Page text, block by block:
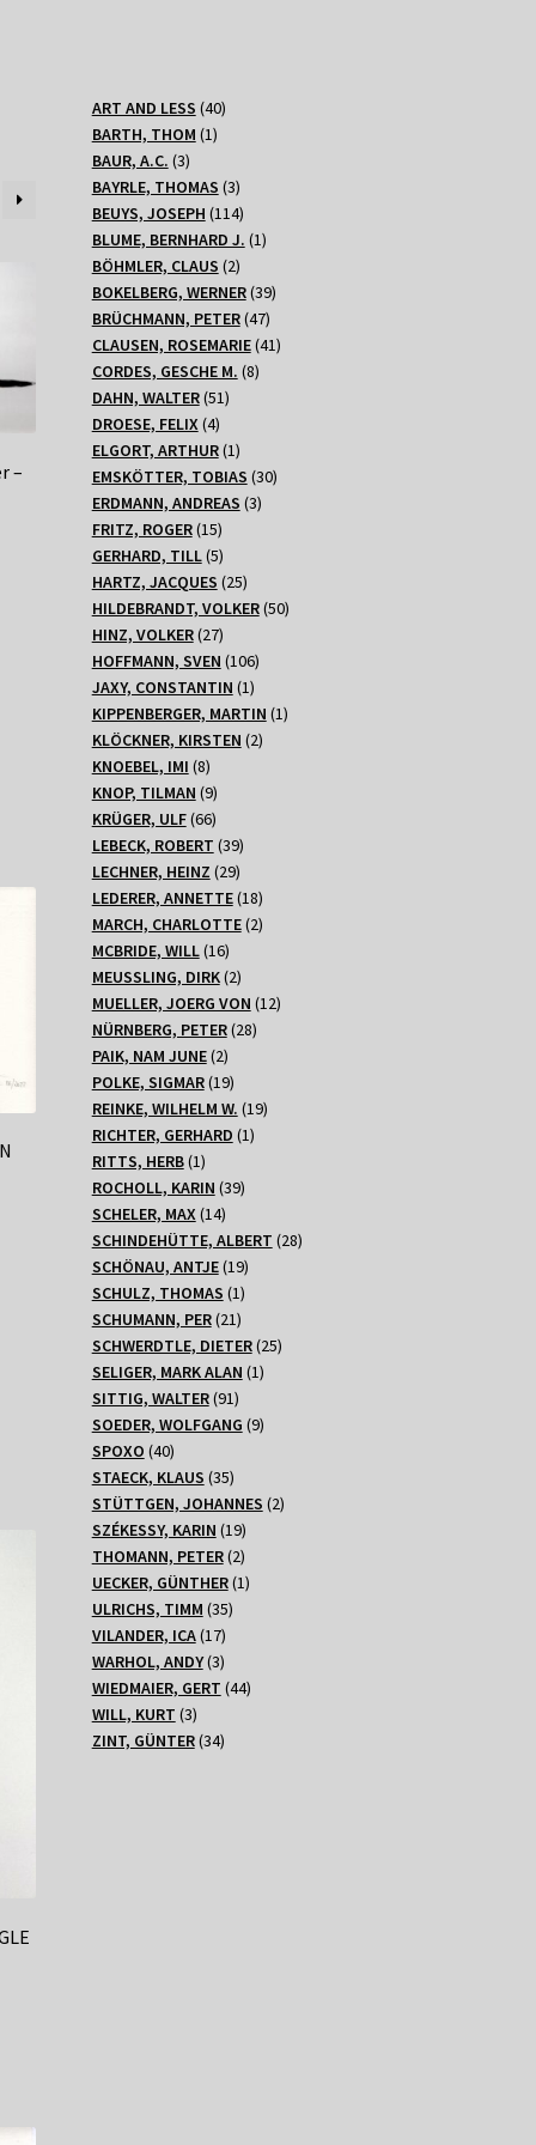
–
ART AND LESS 4040
BARTH, THOM 11
BAUR, A.C. 33
Produkte
BAYRLE, THOMAS 33
Produkte
BEUYS, JOSEPH 114114
Produkte
BLUME, BERNHARD J. 11
BÖHMLER, CLAUS 22
Produkte
BOKELBERG, WERNER 3939
BRÜCHMANN, PETER 4747
Produkte
CLAUSEN, ROSEMARIE 4141
CORDES, GESCHE M. 88
DAHN, WALTER 5151
DROESE, FELIX 44
Produkte
ELGORT, ARTHUR 11
Produkt
EMSKÖTTER, TOBIAS 3030
ERDMANN, ANDREAS 33
FRITZ, ROGER 1515
Produkte
GERHARD, TILL 55
Produkte
HARTZ, JACQUES 2525
Produkte
HILDEBRANDT, VOLKER 5050
HINZ, VOLKER 2727
Produkte
HOFFMANN, SVEN 106106
Produkte
JAXY, CONSTANTIN 11
Produkt
KIPPENBERGER, MARTIN 11
KLÖCKNER, KIRSTEN 22
KNOEBEL, IMI 88
Produkte
KNOP, TILMAN 99
Produkte
KRÜGER, ULF 6666
Produkte
LEBECK, ROBERT 3939
Produkte
LECHNER, HEINZ 2929
Produkte
LEDERER, ANNETTE 1818
Produkte
MARCH, CHARLOTTE 22
MCBRIDE, WILL 1616
Produkte
MEUSSLING, DIRK 22
Produkte
MUELLER, JOERG VON 1212
NÜRNBERG, PETER 2828
PAIK, NAM JUNE 22
Produkte
POLKE, SIGMAR 1919
Produkte
REINKE, WILHELM W. 1919
RICHTER, GERHARD 11
RITTS, HERB 11
Produkt
ROCHOLL, KARIN 3939
SCHELER, MAX 1414
Produkte
SCHINDEHÜTTE, ALBERT 2828
SCHÖNAU, ANTJE 1919
Produkte
SCHULZ, THOMAS 11
Produkt
SCHUMANN, PER 2121
Produkte
SCHWERDTLE, DIETER 2525
SELIGER, MARK ALAN 11
SITTIG, WALTER 9191
Produkte
SOEDER, WOLFGANG 99
SPOXO 4040
Produkte
STAECK, KLAUS 3535
Produkte
STÜTTGEN, JOHANNES 22
SZÉKESSY, KARIN 1919
Produkte
THOMANN, PETER 22
Produkte
UECKER, GÜNTHER 11
ULRICHS, TIMM 3535
VILANDER, ICA 1717
Produkte
WARHOL, ANDY 33
Produkte
WIEDMAIER, GERT 4444
WILL, KURT 33
Produkte
ZINT, GÜNTER 3434